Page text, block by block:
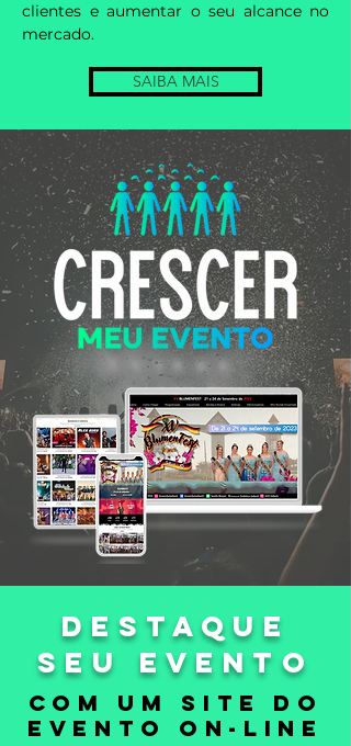
clientes e aumentar o seu alcance no
mercado.
SAIBA MAIS
DESTAQUE
SEU EVENTO
com um site do
evento on-line